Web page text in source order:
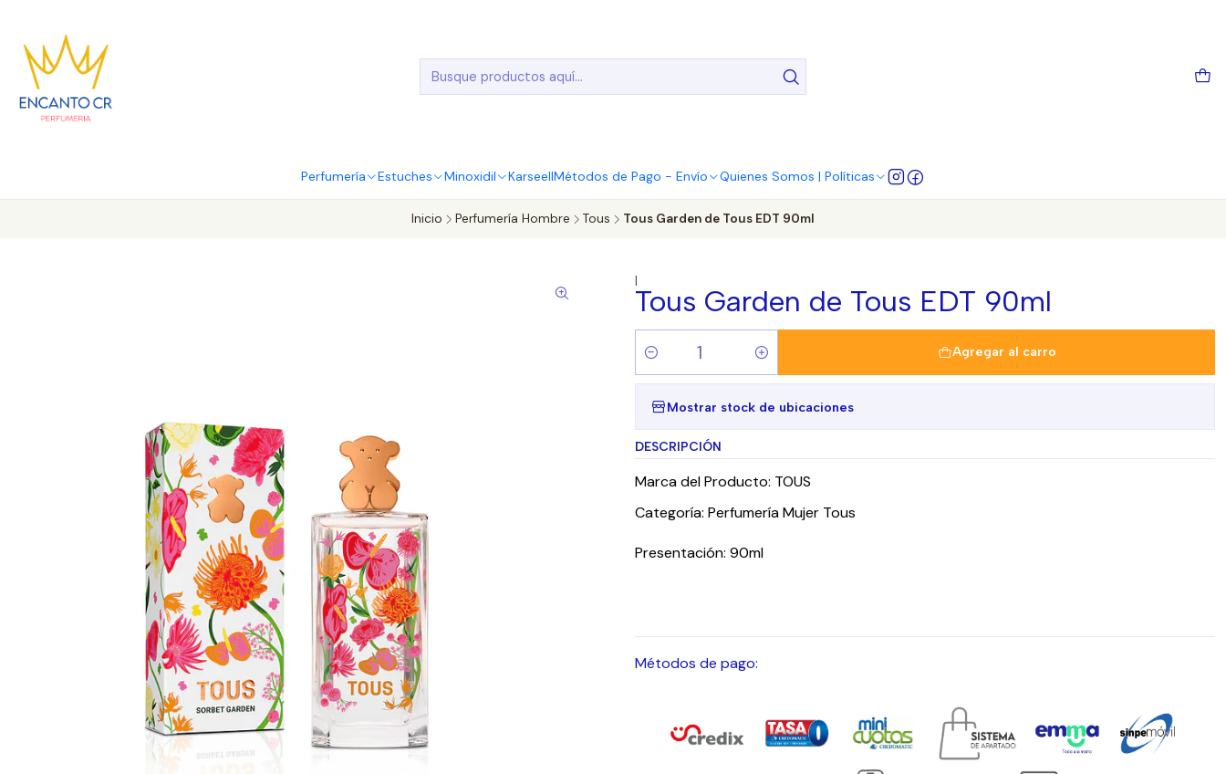
Perfumería Estuches Minoxidil KarseellMétodos de Pago - Envío Quienes Somos | Políticas
Inicio Perfumería Hombre Tous Tous Garden de Tous EDT 90ml
|
Tous Garden de Tous EDT 90ml
Cantidad
Agregar al carro
Mostrar stock de ubicaciones
DESCRIPCIÓN
Marca del Producto: TOUS
Categoría: Perfumería Mujer Tous
Presentación: 90ml
Métodos de pago: